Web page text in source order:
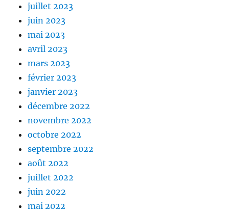
juillet 2023
juin 2023
mai 2023
avril 2023
mars 2023
février 2023
janvier 2023
décembre 2022
novembre 2022
octobre 2022
septembre 2022
août 2022
juillet 2022
juin 2022
mai 2022